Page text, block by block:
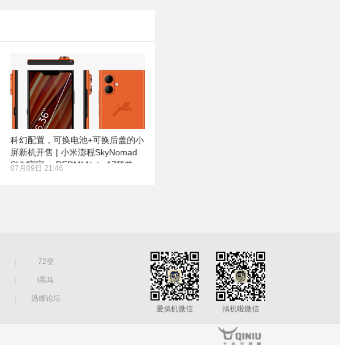
科幻配置，可换电池+可换后盖的小
屏新机开售 | 小米澎程SkyNomad
SUV官宣、 REDMI Note 17预热
07月09日 21:46
72变
i黑马
迅维论坛
爱搞机微信
搞机啦微信